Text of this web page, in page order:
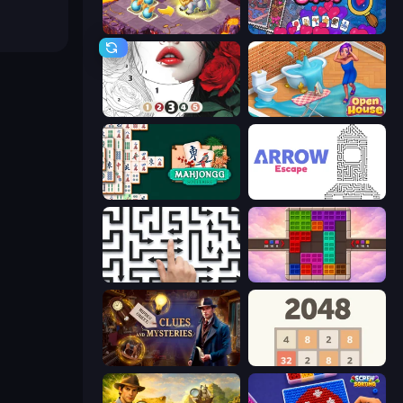
Mergest Kingdom Hidden Objects
Numicolor Open House
Mahjongg Solitaire Arrow Escape
Arrow Escape: Puzzle Color Cube Puzzle
Hidden Object: Clues and Mysteries 2048